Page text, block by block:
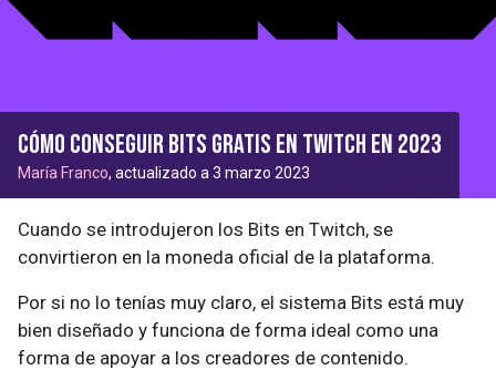
Cómo conseguir bits gratis en twitch en 2023
María Franco, actualizado a 3 marzo 2023
Cuando se introdujeron los Bits en Twitch, se
convirtieron en la moneda oficial de la plataforma.
Por si no lo tenías muy claro, el sistema Bits está muy
bien diseñado y funciona de forma ideal como una
forma de apoyar a los creadores de contenido.